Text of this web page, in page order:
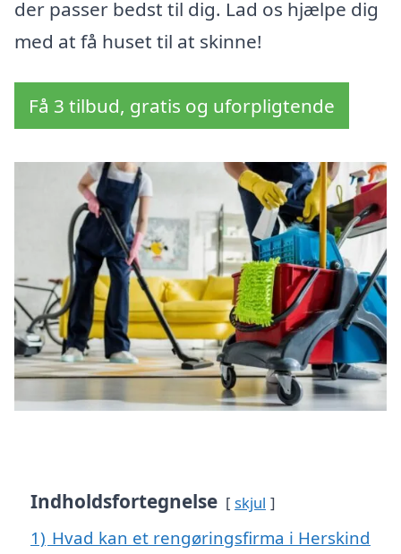
der passer bedst til dig. Lad os hjælpe dig
med at få huset til at skinne!
Få 3 tilbud, gratis og uforpligtende
Indholdsfortegnelse skjul
1) Hvad kan et rengøringsfirma i Herskind